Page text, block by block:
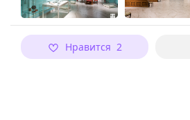
Нравится 2